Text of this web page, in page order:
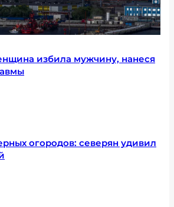
избила мужчину, нанеся
огородов: северян удивил